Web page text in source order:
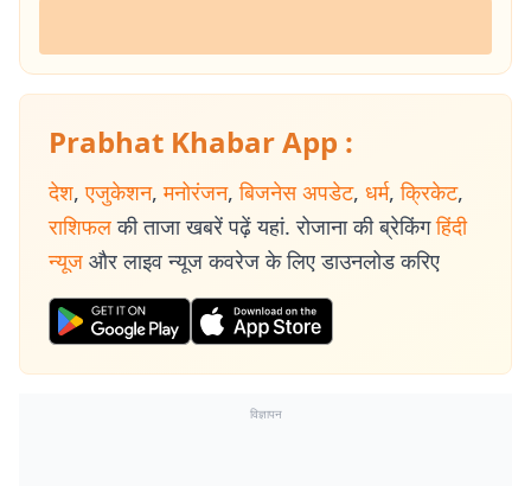
Prabhat Khabar App :
देश, एजुकेशन, मनोरंजन, बिजनेस अपडेट, धर्म, क्रिकेट,
राशिफल की ताजा खबरें पढ़ें यहां. रोजाना की ब्रेकिंग हिंदी
न्यूज और लाइव न्यूज कवरेज के लिए डाउनलोड करिए
विज्ञापन